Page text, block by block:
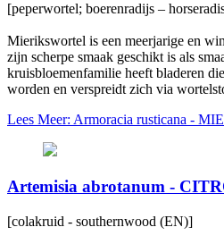
[peperwortel; boerenradijs –
Mierikswortel is een meerjarige en
zijn scherpe smaak geschikt is als
kruisbloemenfamilie heeft bladeren
worden en verspreidt zich via
Lees Meer: Armoracia rusticana -
Artemisia abrotanum -
[colakruid - southernwood (EN)]